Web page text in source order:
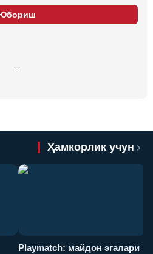
Ҳамкорлик учун
Playmatch: майдон эгалари